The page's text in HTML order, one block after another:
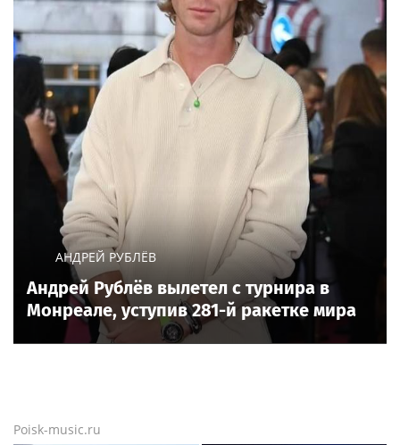
АНДРЕЙ РУБЛЁВ
Андрей Рублёв вылетел с турнира в
Монреале, уступив 281-й ракетке мира
Poisk-music.ru